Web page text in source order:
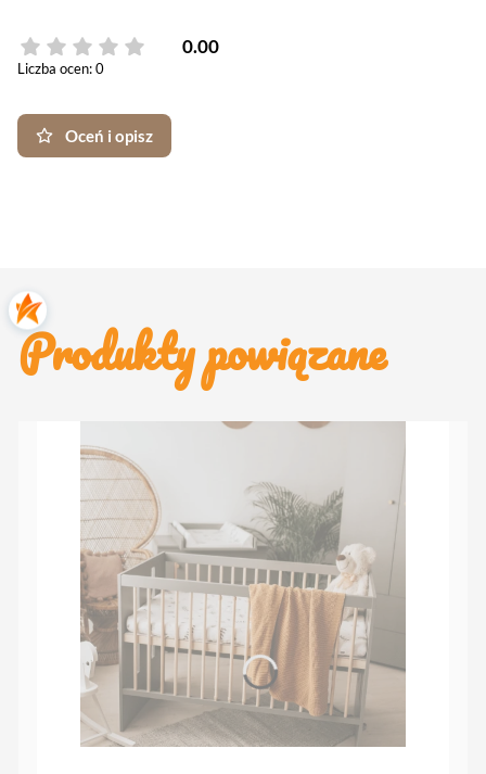
0.00
Liczba ocen: 0
Oceń i opisz
Produkty powiązane